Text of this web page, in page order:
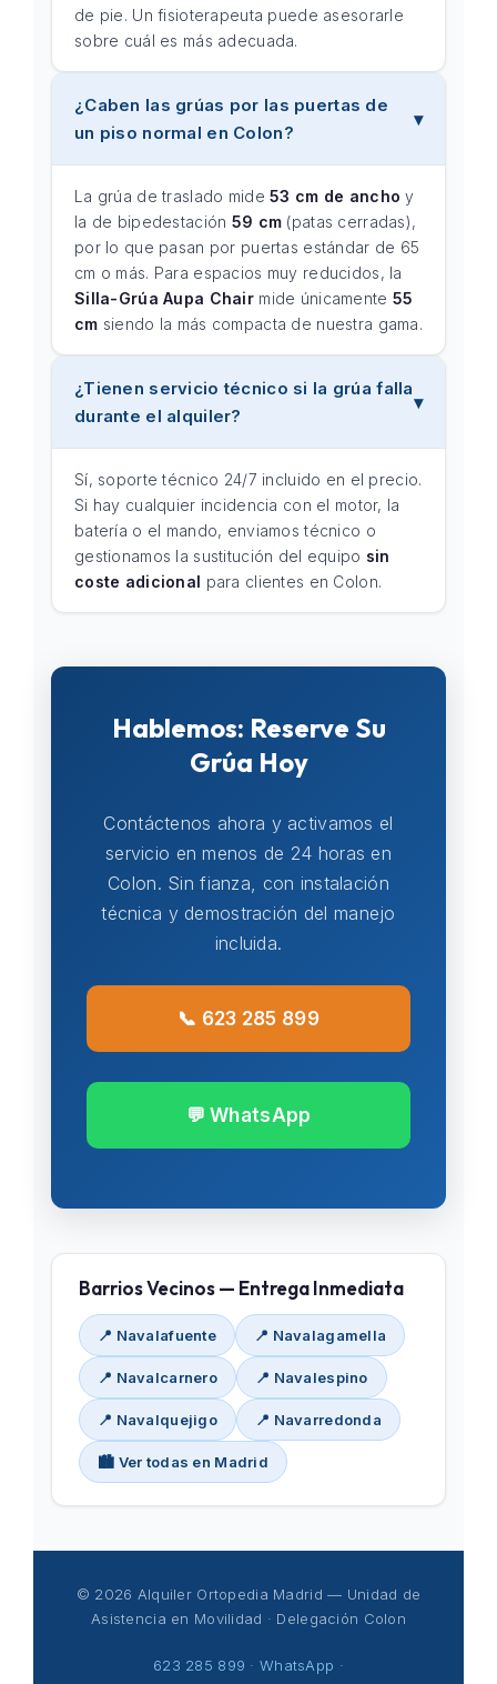
de pie. Un fisioterapeuta puede asesorarle
sobre cuál es más adecuada.
¿Caben las grúas por las puertas de
un piso normal en Colon?
La grúa de traslado mide53 cm de ancho y
la de bipedestación 59 cm (patas cerradas),
por lo que pasan por puertas estándar de 65
cm o más. Para espacios muy reducidos, la
Silla-Grúa Aupa Chair mide únicamente 55
cm siendo la más compacta de nuestra gama.
¿Tienen servicio técnico si la grúa falla
durante el alquiler?
Sí, soporte técnico 24/7 incluido en el precio.
Si hay cualquier incidencia con el motor, la
batería o el mando, enviamos técnico o
gestionamos la sustitución del equipo sin
coste adicional para clientes en Colon.
Hablemos: Reserve Su
Grúa Hoy
Contáctenos ahora y activamos el
servicio en menos de 24 horas en
Colon. Sin fianza, con instalación
técnica y demostración del manejo
incluida.
📞 623 285 899
💬 WhatsApp
Barrios Vecinos — Entrega Inmediata
📍 Navalafuente 📍 Navalagamella
📍 Navalcarnero 📍 Navalespino
📍 Navalquejigo 📍 Navarredonda
🏙️ Ver todas en Madrid
© 2026 Alquiler Ortopedia Madrid — Unidad de
Asistencia en Movilidad · Delegación Colon
623 285 899 ·WhatsApp ·